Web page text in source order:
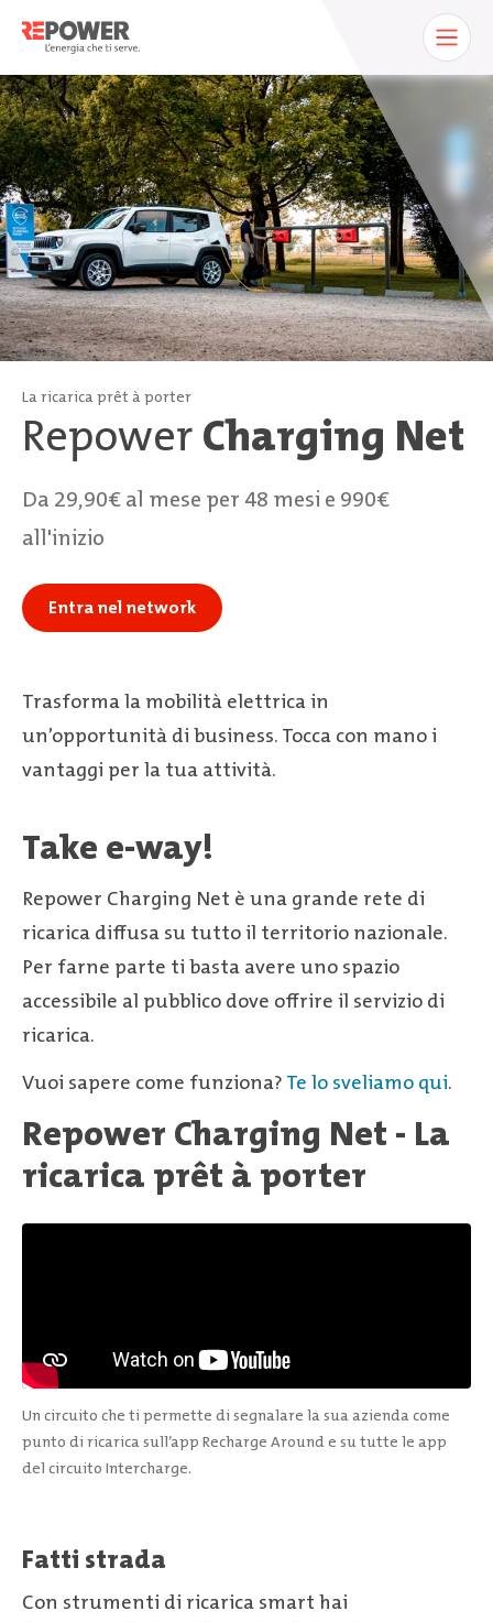
La ricarica prêt à porter
RepowerCharging Net
Da 29,90€ al mese per 48 mesi e 990€
all'inizio
Entra nel network
Trasforma la mobilità elettrica in
un’opportunità di business. Tocca con mano i
vantaggi per la tua attività.
Take e-way!
Repower Charging Net è una grande rete di
ricarica diffusa su tutto il territorio nazionale.
Per farne parte ti basta avere uno spazio
accessibile al pubblico dove offrire il servizio di
ricarica.
Vuoi sapere come funziona? Te lo sveliamo qui.
Repower Charging Net - La
ricarica prêt à porter
Un circuito che ti permette di segnalare la sua azienda come
punto di ricarica sull’app Recharge Around e su tutte le app
del circuito Intercharge.
Fatti strada
Con strumenti di ricarica smart hai